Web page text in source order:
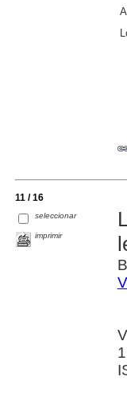
11 / 16
seleccionar
imprimir